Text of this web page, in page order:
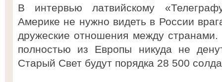
В интервью латвийскому
Америке не нужно видеть в России
дружеские отношения между
полностью из Европы никуда не
Старый Свет будут порядка 28 500